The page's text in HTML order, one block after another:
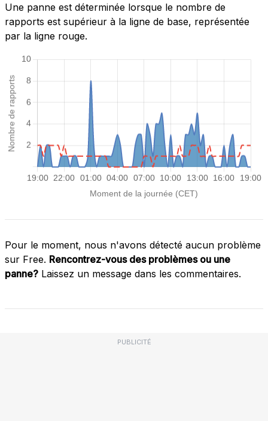
Une panne est déterminée lorsque le nombre de
rapports est supérieur à la ligne de base, représentée
par la ligne rouge.
Pour le moment, nous n'avons détecté aucun problème
sur Free. Rencontrez-vous des problèmes ou une
panne? Laissez un message dans les commentaires.
PUBLICITÉ